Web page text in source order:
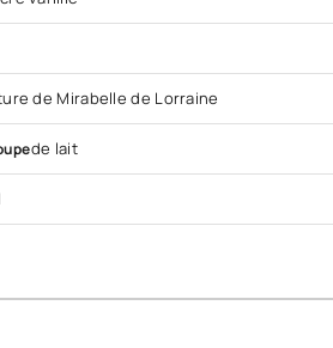
de Mirabelle de Lorraine
de lait